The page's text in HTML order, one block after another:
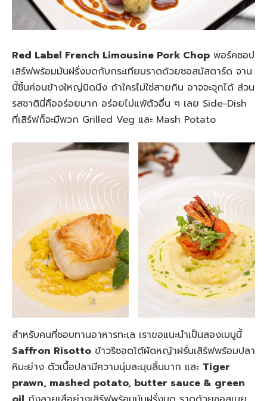
Red Label French Limousine Pork Chop พอร์คชอป
เสิร์ฟพร้อมมันฝรั่งบดกับกระเทียมราดด้วยซอสมัสตาร์ด จาน
นี้ชิ้นค่อนข้างใหญ่นิดนึง ถ้าใครไม่ใช่สายกิน อาจจะจุกได้ ส่วน
รสชาตินี่คืออร่อยมาก อร่อยไม่แพ้ตัวอื่น ๆ เลย Side-Dish
ที่เสิร์ฟก็จะมีพวก Grilled Veg และ Mash Potato
สำหรับคนที่ชอบทานอาหารทะเล เราขอแนะนำเป็นสองเมนูนี้
Saffron Risotto ข้าวริซอตโต้ผัดหญ้าฝรั่นเสิร์ฟพร้อมปลา
หิมะย่าง ตัวเนื้อปลามีความนุ่มละมุนลิ้นมาก และ Tiger
prawn, mashed potato, butter sauce & green